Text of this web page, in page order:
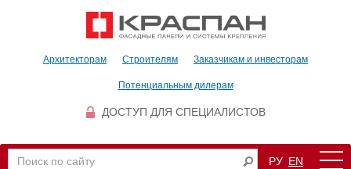
Архитекторам Строителям Заказчикам и инвесторам
Потенциальным дилерам
ДОСТУП ДЛЯ СПЕЦИАЛИСТОВ
РУ EN